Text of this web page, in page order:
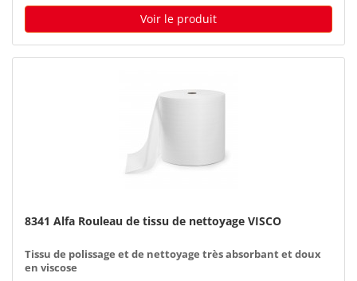
Voir le produit
8341 Alfa Rouleau de tissu de nettoyage VISCO
Tissu de polissage et de nettoyage très absorbant et doux
en viscose